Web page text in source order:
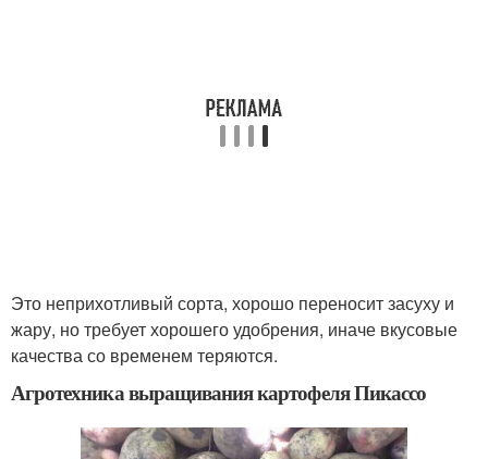
Это неприхотливый сорта, хорошо переносит засуху и
жару, но требует хорошего удобрения, иначе вкусовые
качества со временем теряются.
Агротехника выращивания картофеля Пикассо